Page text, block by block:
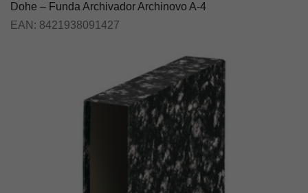
Dohe – Funda Archivador Archinovo A-4
EAN: 8421938091427